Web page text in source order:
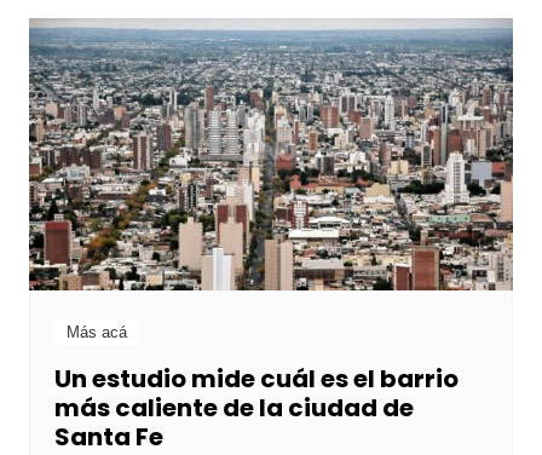
Más acá
Un estudio mide cuál es el barrio
más caliente de la ciudad de
Santa Fe